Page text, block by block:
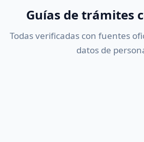
Guías de trámites
Todas verificadas con fuentes
datos de